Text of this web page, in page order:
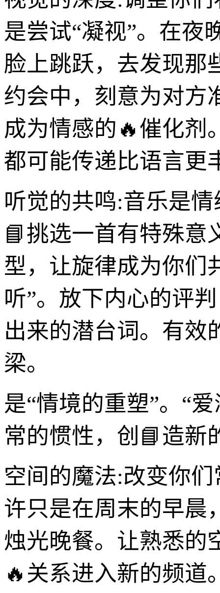
是尝试“凝视”。在夜
脸上跳跃，去发现那
约会中，刻意为对方
成为情感的🔥催化剂
都可能传递比语言更
听觉的共鸣:音乐是
📘挑选一首有特殊意
型，让旋律成为你们
听”。放下内心的评
出来的潜台词。有效
梁。
是“情境的重塑”。“
常的惯性，创📘造新
空间的魔法:改变你
许只是在周末的早晨
烛光晚餐。让熟悉的
🔥关系进入新的频道